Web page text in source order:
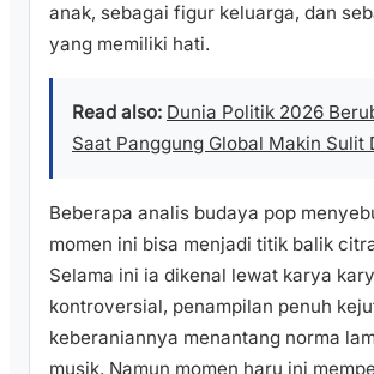
anak, sebagai figur keluarga, dan
yang memiliki hati.
Read also: Dunia Politik 2026
Saat Panggung Global Makin Sulit
Beberapa analis budaya pop
momen ini bisa menjadi titik balik
Selama ini ia dikenal lewat karya
kontroversial, penampilan penuh
keberaniannya menantang norma
musik. Namun momen haru ini